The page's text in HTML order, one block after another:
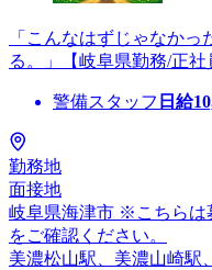
「こんなはずじゃなか
る。」【岐阜県勤務/正社
警備スタッフ 日給
勤務地
面接地
岐阜県海津市 ※こちらは
をご確認ください。
美濃松山駅、美濃山崎駅